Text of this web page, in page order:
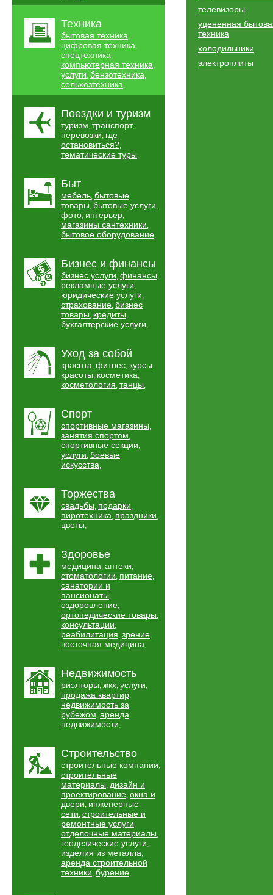
Техника
бытовая техника,
цифровая техника,
спецтехника,
компьютерная техника,
услуги, бензотехника,
сельхозтехника,
Поездки и туризм
туризм, транспорт,
перевозки, где
остановиться?,
тематические туры,
Быт
мебель, бытовые
товары, бытовые услуги,
фото, интерьер,
магазины сантехники,
бытовое оборудование,
Бизнес и финансы
бизнес услуги, финансы,
рекламные услуги,
юридические услуги,
страхование, бизнес
товары, кредиты,
бухгалтерские услуги,
Уход за собой
красота, фитнес, курсы
красоты, косметика,
косметология, танцы,
Спорт
спортивные магазины,
занятия спортом,
спортивные секции,
услуги, боевые
искусства,
Торжества
свадьбы, подарки,
пиротехника, праздники,
цветы,
Здоровье
медицина, аптеки,
стоматологии, питание,
санатории и
пансионаты,
оздоровление,
ортопедические товары,
консультации,
реабилитация, зрение,
восточная медицина,
Недвижимость
риэлторы, жкх, услуги,
продажа квартир,
недвижимость за
рубежом, аренда
недвижимости,
Строительство
строительные компании,
строительные
материалы, дизайн и
проектирование, окна и
двери, инженерные
сети, строительные и
ремонтные услуги,
отделочные материалы,
геодезические услуги,
изделия из металла,
аренда строительной
техники, бурение,
телевизоры
уцененная
техника
холодильники
электроплиты